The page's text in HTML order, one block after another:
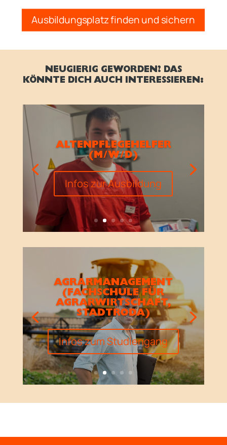
Ausbildungsplatz finden und sichern
NEUGIERIG GEWORDEN? DAS
KÖNNTE DICH AUCH INTERESSIEREN:
ALTENPFLEGEHELFER
(M/W/D)
Infos zur Ausbildung
AGRARMANAGEMENT
(FACHSCHULE FÜR
AGRARWIRTSCHAFT,
STADTRODA)
Infos zum Studiengang